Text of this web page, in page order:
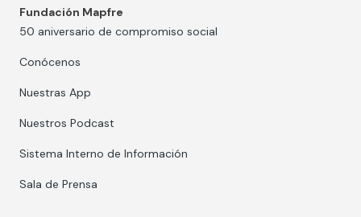
Fundación Mapfre
50 aniversario de compromiso social
Conócenos
Nuestras App
Nuestros Podcast
Sistema Interno de Información
Sala de Prensa